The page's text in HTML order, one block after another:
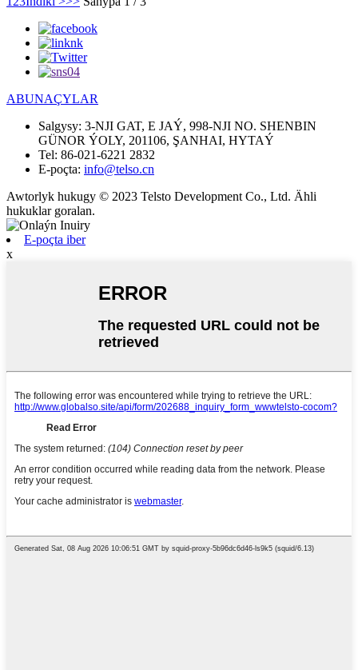
ABUNAÇYLAR
Salgysy: 3-NJI GAT, E JAÝ, 998-NJI NO. SHENBIN
GÜNOR ÝOLY, 201106, ŞANHAI, HYTAÝ
Tel: 86-021-6221 2832
E-poçta: info@telso.cn
Awtorlyk hukugy © 2023 Telsto Development Co., Ltd. Ähli
hukuklar goralan.
E-poçta iber
x